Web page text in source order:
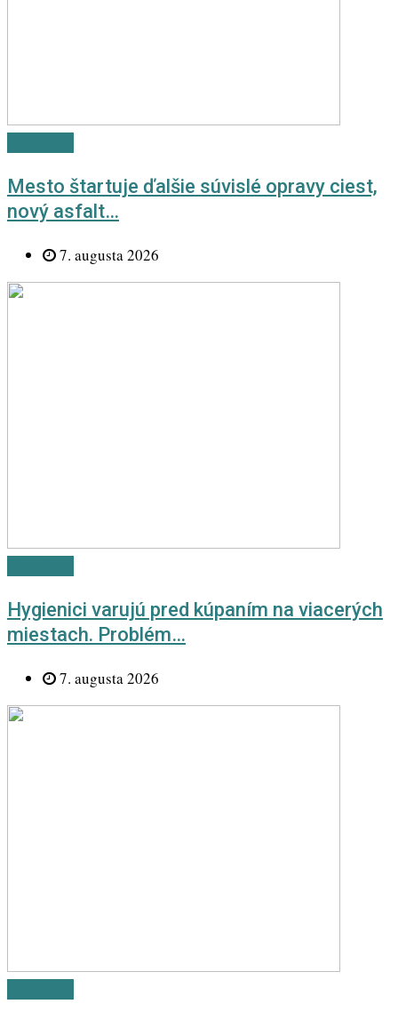
Mesto štartuje ďalšie súvislé opravy ciest,
nový asfalt…
7. augusta 2026
Hygienici varujú pred kúpaním na viacerých
miestach. Problém…
7. augusta 2026